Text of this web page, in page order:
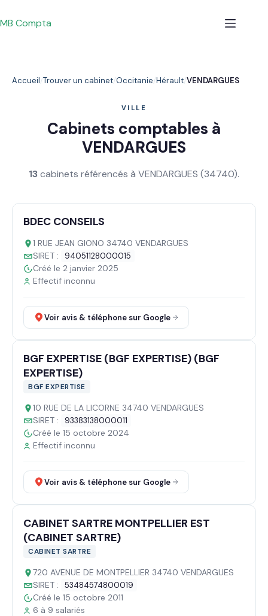
au
contenu
MB Compta
Accueil Trouver un cabinet Occitanie Hérault VENDARGUES
VILLE
Cabinets comptables à
VENDARGUES
13cabinets référencés à VENDARGUES (34740).
BDEC CONSEILS
1 RUE JEAN GIONO 34740 VENDARGUES
SIRET :
94051128000015
Créé le 2 janvier 2025
Effectif inconnu
Voir avis & téléphone sur Google
BGF EXPERTISE (BGF EXPERTISE) (BGF
EXPERTISE)
BGF EXPERTISE
10 RUE DE LA LICORNE 34740 VENDARGUES
SIRET :
93383138000011
Créé le 15 octobre 2024
Effectif inconnu
Voir avis & téléphone sur Google
CABINET SARTRE MONTPELLIER EST
(CABINET SARTRE)
CABINET SARTRE
720 AVENUE DE MONTPELLIER 34740 VENDARGUES
SIRET :
53484574800019
Créé le 15 octobre 2011
6 à 9 salariés